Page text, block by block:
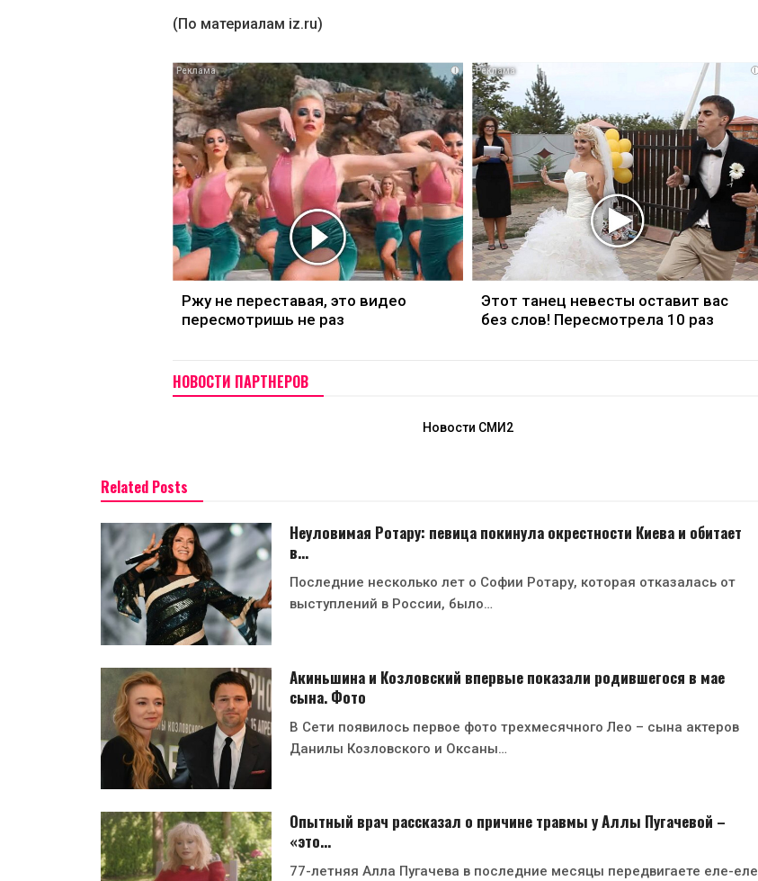
(По материалам iz.ru)
i
Ржу не переставая, это видео
пересмотришь не раз
i
Этот танец невесты оставит вас
без слов! Пересмотрела 10 раз
НОВОСТИ ПАРТНЕРОВ
Новости СМИ2
Related Posts
Неуловимая Ротару: певица покинула окрестности Киева и обитает
в…
Последние несколько лет о Софии Ротару, которая отказалась от
выступлений в России, было…
Акиньшина и Козловский впервые показали родившегося в мае
сына. Фото
В Сети появилось первое фото трехмесячного Лео – сына актеров
Данилы Козловского и Оксаны…
Опытный врач рассказал о причине травмы у Аллы Пугачевой –
«это…
77-летняя Алла Пугачева в последние месяцы передвигаете еле-еле